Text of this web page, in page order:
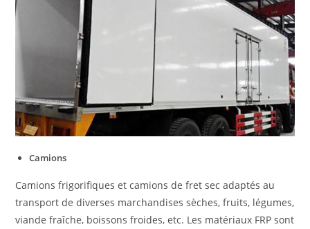
Camions
Camions frigorifiques et camions de fret sec adaptés au
transport de diverses marchandises sèches, fruits, légumes,
viande fraîche, boissons froides, etc. Les matériaux FRP sont